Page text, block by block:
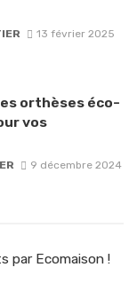
13 février 2025
orthèses éco-
vos
9 décembre 2024
par Ecomaison !